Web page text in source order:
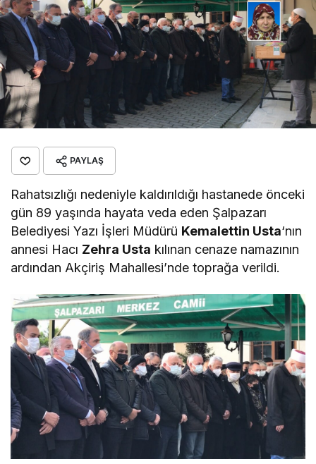
PAYLAŞ
Rahatsızlığı nedeniyle kaldırıldığı hastanede önceki
gün 89 yaşında hayata veda eden Şalpazarı
Belediyesi Yazı İşleri Müdürü Kemalettin Usta‘nın
annesi Hacı Zehra Usta kılınan cenaze namazının
ardından Akçiriş Mahallesi’nde toprağa verildi.